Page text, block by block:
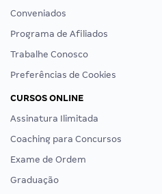
Conveniados
Programa de Afiliados
Trabalhe Conosco
Preferências de Cookies
CURSOS ONLINE
Assinatura Ilimitada
Coaching para Concursos
Exame de Ordem
Graduação